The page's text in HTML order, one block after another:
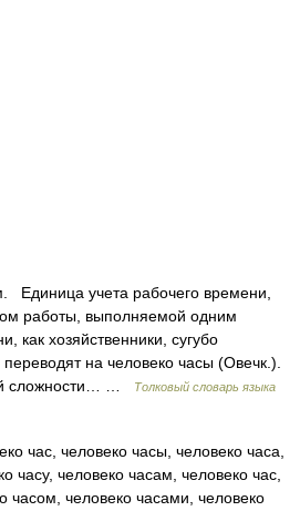
учета рабочего времени,
работы, выполняемой одним
как хозяйственники, сугубо
на человеко часы (Овечк.).
сложности… …
Толковый словарь языка
час, человеко часы, человеко часа,
часу, человеко часам, человеко час,
часом, человеко часами, человеко